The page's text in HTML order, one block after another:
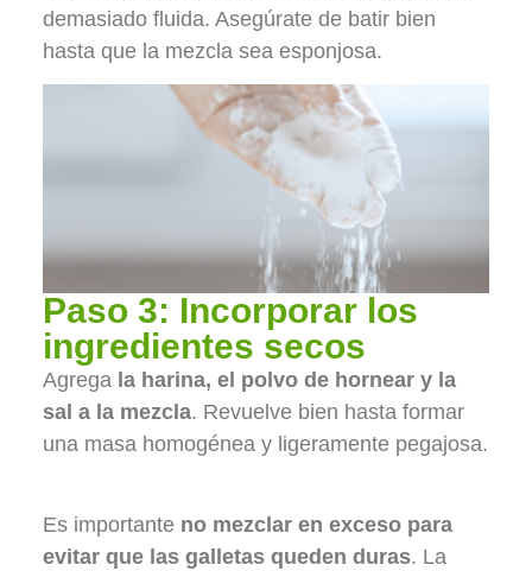
demasiado fluida. Asegúrate de batir bien
hasta que la mezcla sea esponjosa.
Paso 3: Incorporar los
ingredientes secos
Agrega la harina, el polvo de hornear y la
sal a la mezcla. Revuelve bien hasta formar
una masa homogénea y ligeramente pegajosa.
Es importante no mezclar en exceso para
evitar que las galletas queden duras. La